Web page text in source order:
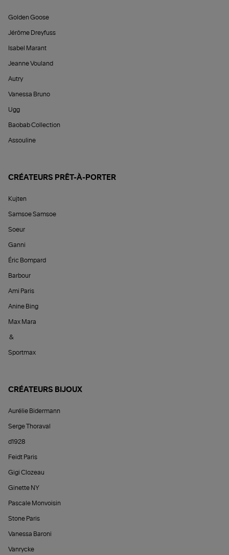
Golden Goose
Jérôme Dreyfuss
Isabel Marant
Jeanne Vouland
Autry
Vanessa Bruno
Ugg
Baobab Collection
Assouline
CRÉATEURS PRÊT-À-PORTER
Kujten
Samsoe Samsoe
Soeur
Ganni
Éric Bompard
Barbour
Ami Paris
Anine Bing
Max Mara
&
Sportmax
CRÉATEURS BIJOUX
Aurélie Bidermann
Serge Thoraval
d1928
Feidt Paris
Gigi Clozeau
Ginette NY
Pascale Monvoisin
Stone Paris
Vanessa Baroni
Vanrycke